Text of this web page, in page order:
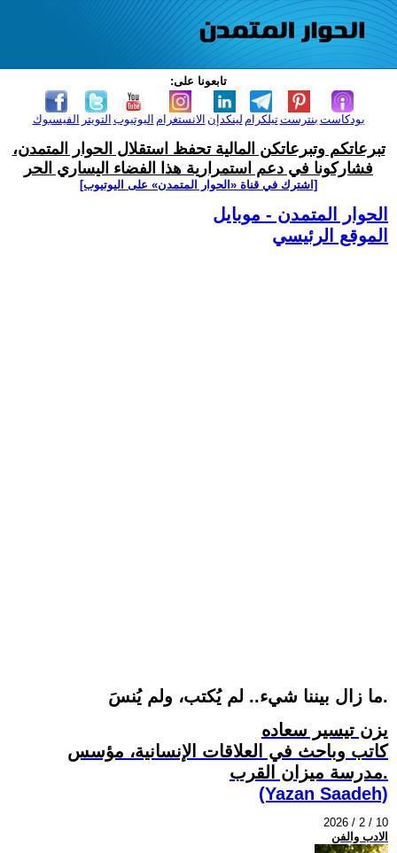
تابعونا على:
الفيسبوك التويتر اليوتيوب الانستغرام لينكدإن تيلكرامبنترست بودكاست
تبرعاتكم وتبرعاتكن المالية تحفظ استقلال الحوار المتمدن،
فشاركونا في دعم استمرارية هذا الفضاء اليساري الحر
[اشترك في قناة ‫«الحوار المتمدن» على اليوتيوب]
الحوار المتمدن - موبايل
الموقع الرئيسي
ما زال بيننا شيء.. لم يُكتب، ولم يُنسَ.
يزن تيسير سعاده
كاتب وباحث في العلاقات الإنسانية، مؤسس
مدرسة ميزان القرب.
(Yazan Saadeh)
2026 / 2 / 10
الادب والفن